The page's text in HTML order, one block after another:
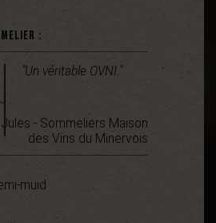
:
"Un véritable OVNI."
- Sommeliers Maison
des Vins du Minervois
muid